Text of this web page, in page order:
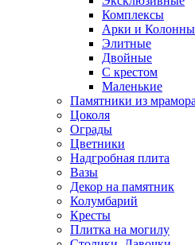
Комплексы
Арки и Колонны
Элитные
Двойные
С крестом
Маленькие
Памятники из мрамора
Цоколя
Ограды
Цветники
Надгробная плита
Вазы
Декор на памятник
Колумбарий
Кресты
Плитка на могилу